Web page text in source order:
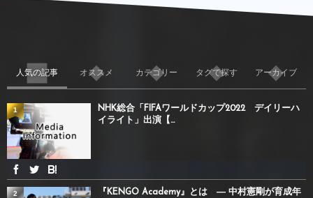
人気の記事 オススメ カテゴリー タグで探す アーカイブ
NHK総合「FIFAワールドカップ2022 デイリーハ
イライト」出演【...
1
『KENGO Academy』とは ― 中村憲剛が育成年
2